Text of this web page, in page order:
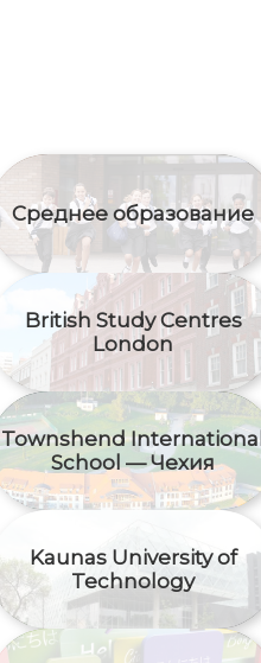
Среднее образование
British Study Centres
London
Townshend International
School — Чехия
Kaunas University of
Technology